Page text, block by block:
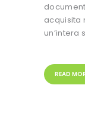
acquisita
un’intera
READ